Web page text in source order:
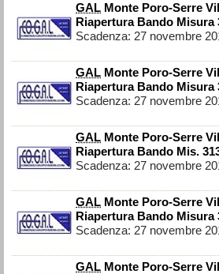
GAL Monte Poro-Serre
Riapertura Bando Misura
Scadenza: 27 novembre
GAL Monte Poro-Serre
Riapertura Bando Misura
Scadenza: 27 novembre
GAL Monte Poro-Serre
Riapertura Bando Mis.
Scadenza: 27 novembre
GAL Monte Poro-Serre
Riapertura Bando Misura
Scadenza: 27 novembre
GAL Monte Poro-Serre